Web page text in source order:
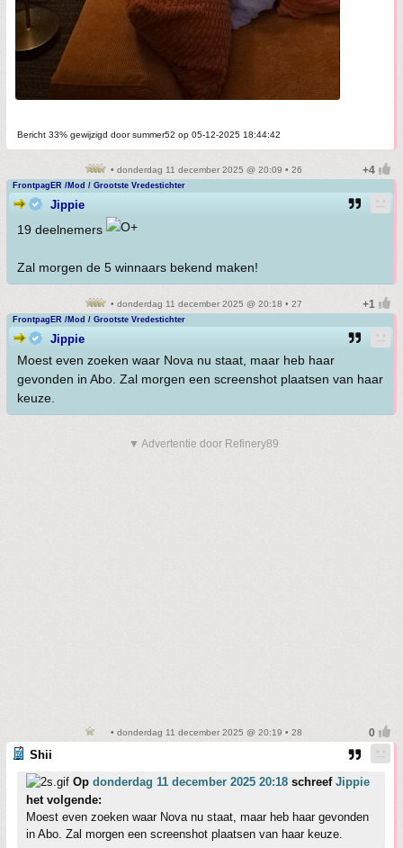
Bericht 33% gewijzigd door summer52 op 05-12-2025 18:44:42
• donderdag 11 december 2025 @ 20:09 • 26
FrontpagER /Mod / Grootste Vredestichter
Jippie
19 deelnemers
Zal morgen de 5 winnaars bekend maken!
• donderdag 11 december 2025 @ 20:18 • 27
FrontpagER /Mod / Grootste Vredestichter
Jippie
Moest even zoeken waar Nova nu staat, maar heb haar
gevonden in Abo. Zal morgen een screenshot plaatsen van haar
keuze.
▼ Advertentie door Refinery89
• donderdag 11 december 2025 @ 20:19 • 28
Shii
Op donderdag 11 december 2025 20:18 schreef Jippie
het volgende:
Moest even zoeken waar Nova nu staat, maar heb haar gevonden
in Abo. Zal morgen een screenshot plaatsen van haar keuze.